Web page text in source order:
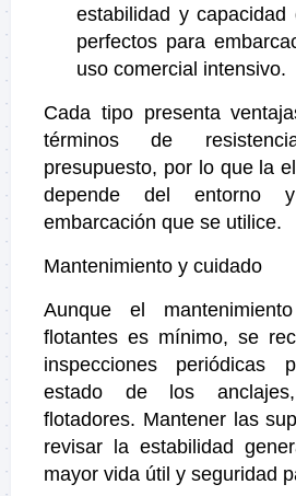
estabilidad y
perfectos para
uso comercial intensivo.
Cada tipo presenta
términos de
presupuesto, por lo que la
depende del
embarcación que se utilice.
Mantenimiento y cuidado
Aunque el
flotantes es mínimo, se
inspecciones periódicas
estado de los
flotadores. Mantener las
revisar la estabilidad
mayor vida útil y seguridad